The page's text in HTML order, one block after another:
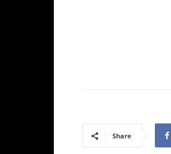
Share